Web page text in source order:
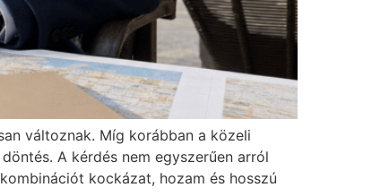
változnak. Míg korábban a közeli
A kérdés nem egyszerűen arról
kockázat, hozam és hosszú